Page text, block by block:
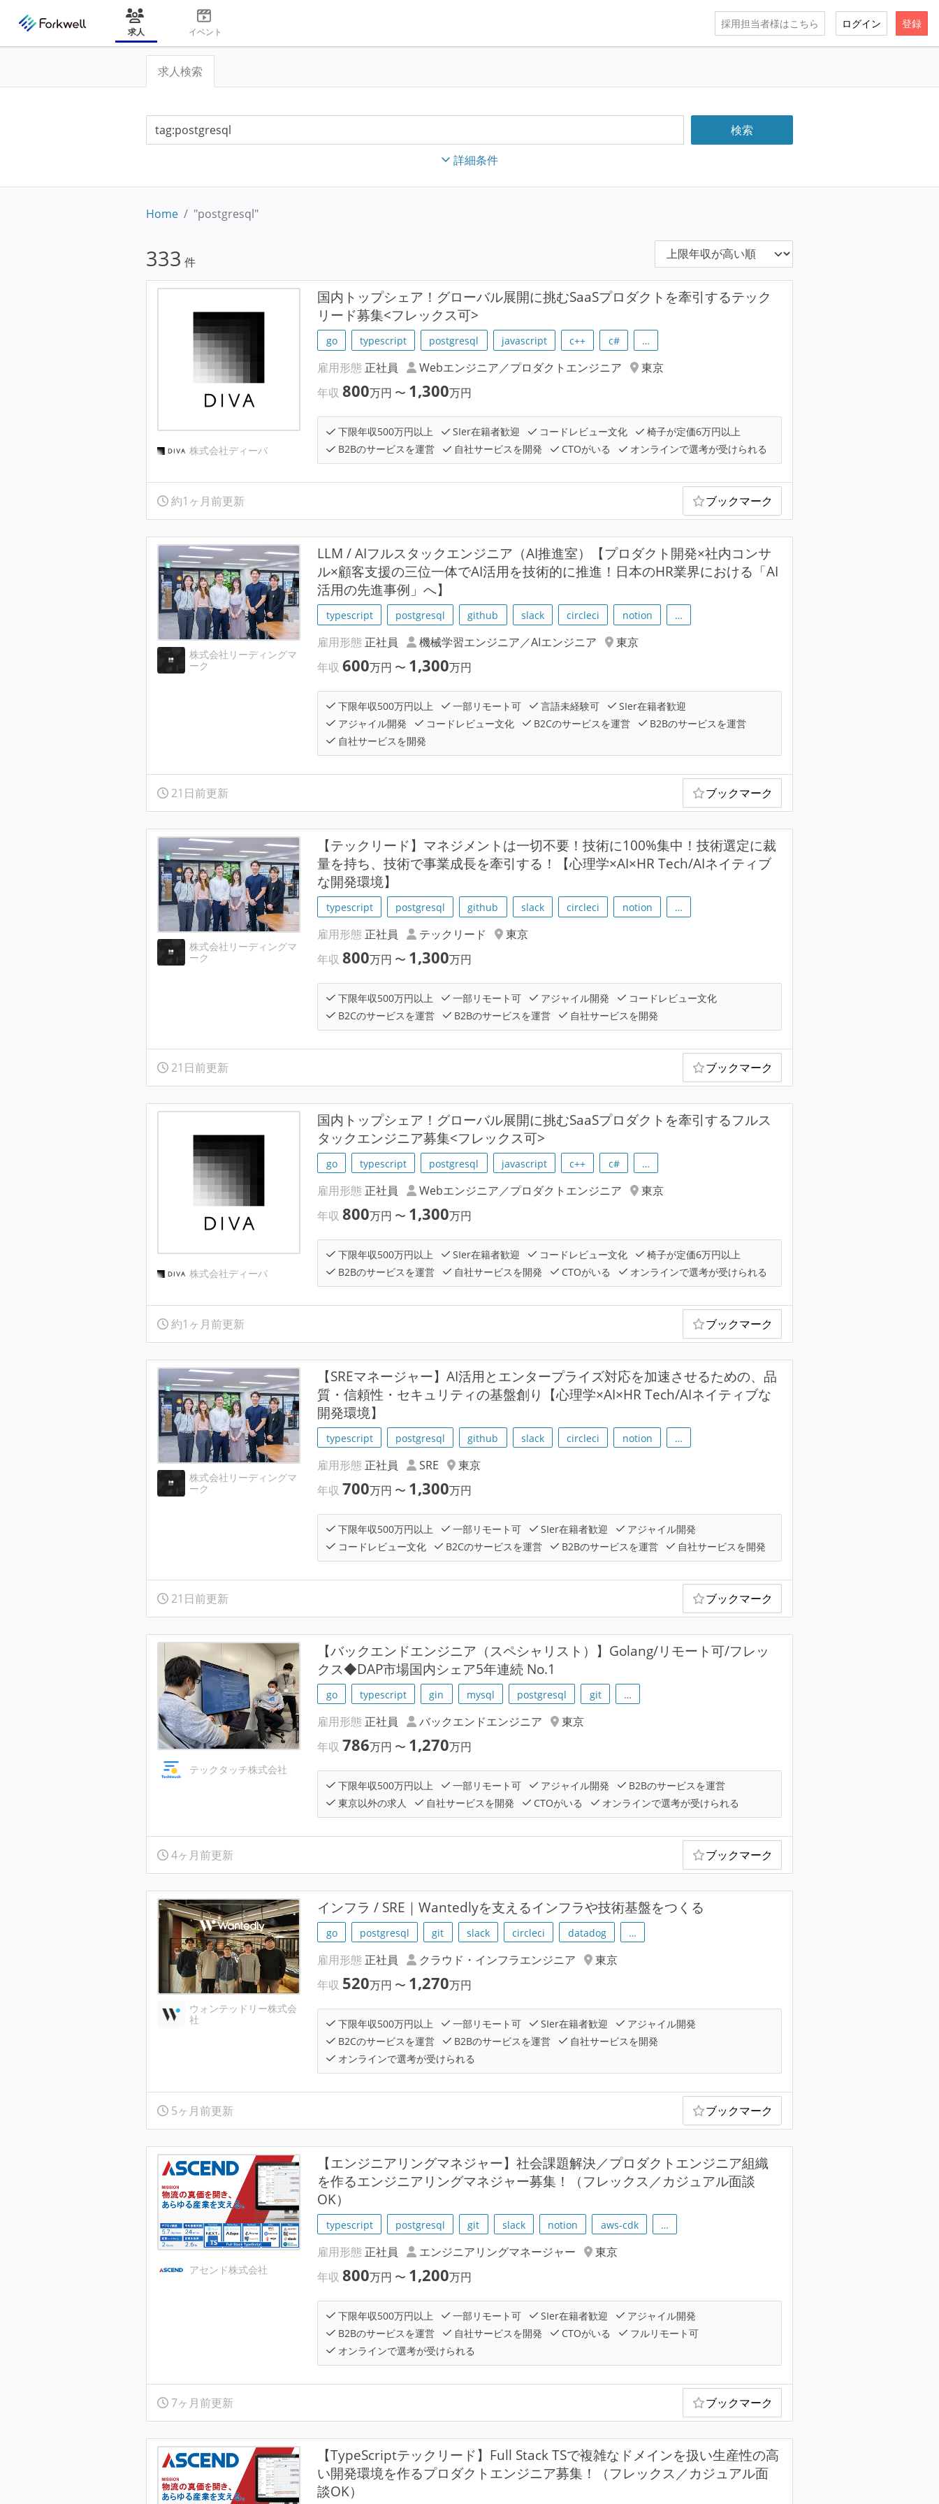
求人 イベント
採用担当者様はこちら ログイン 登録
求人検索
詳細条件
Home "postgresql"
333 件
株式会社ディーバ
国内トップシェア！グローバル展開に挑むSaaSプロダクトを牽引するテック
リード募集<フレックス可>
go typescript postgresql javascript c++ c# …
雇用形態 正社員 Webエンジニア／プロダクトエンジニア
東京
年収800万円 〜 1,300万円
下限年収500万円以上 SIer在籍者歓迎 コードレビュー文化
椅子が定価6万円以上
B2Bのサービスを運営
自社サービスを開発 CTOがいる オンラインで選考が受けられる
約1ヶ月前更新 ブックマーク
株式会社リーディングマ
ーク
LLM / AIフルスタックエンジニア（AI推進室）【プロダクト開発×社内コンサ
ル×顧客支援の三位一体でAI活用を技術的に推進！日本のHR業界における「AI
活用の先進事例」へ】
typescript postgresql github slack circleci notion …
雇用形態 正社員 機械学習エンジニア／AIエンジニア
東京
年収600万円 〜 1,300万円
下限年収500万円以上 一部リモート可 言語未経験可
SIer在籍者歓迎
アジャイル開発
コードレビュー文化 B2Cのサービスを運営
B2Bのサービスを運営
自社サービスを開発
21日前更新 ブックマーク
株式会社リーディングマ
ーク
【テックリード】マネジメントは一切不要！技術に100%集中！技術選定に裁
量を持ち、技術で事業成長を牽引する！【心理学×AI×HR Tech/AIネイティブ
な開発環境】
typescript postgresql github slack circleci notion …
雇用形態 正社員 テックリード
東京
年収800万円 〜 1,300万円
下限年収500万円以上 一部リモート可 アジャイル開発
コードレビュー文化
B2Cのサービスを運営
B2Bのサービスを運営 自社サービスを開発
21日前更新 ブックマーク
株式会社ディーバ
国内トップシェア！グローバル展開に挑むSaaSプロダクトを牽引するフルス
タックエンジニア募集<フレックス可>
go typescript postgresql javascript c++ c# …
雇用形態 正社員 Webエンジニア／プロダクトエンジニア
東京
年収800万円 〜 1,300万円
下限年収500万円以上 SIer在籍者歓迎 コードレビュー文化
椅子が定価6万円以上
B2Bのサービスを運営
自社サービスを開発 CTOがいる オンラインで選考が受けられる
約1ヶ月前更新 ブックマーク
株式会社リーディングマ
ーク
【SREマネージャー】AI活用とエンタープライズ対応を加速させるための、品
質・信頼性・セキュリティの基盤創り【心理学×AI×HR Tech/AIネイティブな
開発環境】
typescript postgresql github slack circleci notion …
雇用形態 正社員 SRE
東京
年収700万円 〜 1,300万円
下限年収500万円以上 一部リモート可 SIer在籍者歓迎
アジャイル開発
コードレビュー文化
B2Cのサービスを運営 B2Bのサービスを運営 自社サービスを開発
21日前更新 ブックマーク
テックタッチ株式会社
【バックエンドエンジニア（スペシャリスト）】Golang/リモート可/フレッ
クス◆DAP市場国内シェア5年連続 No.1
go typescript gin mysql postgresql git …
雇用形態 正社員 バックエンドエンジニア
東京
年収786万円 〜 1,270万円
下限年収500万円以上 一部リモート可 アジャイル開発
B2Bのサービスを運営
東京以外の求人
自社サービスを開発 CTOがいる オンラインで選考が受けられる
4ヶ月前更新 ブックマーク
ウォンテッドリー株式会
社
インフラ / SRE｜Wantedlyを支えるインフラや技術基盤をつくる
go postgresql git slack circleci datadog …
雇用形態 正社員 クラウド・インフラエンジニア
東京
年収 520万円 〜 1,270万円
下限年収500万円以上 一部リモート可 SIer在籍者歓迎
アジャイル開発
B2Cのサービスを運営
B2Bのサービスを運営
自社サービスを開発
オンラインで選考が受けられる
5ヶ月前更新 ブックマーク
アセンド株式会社
【エンジニアリングマネジャー】社会課題解決／プロダクトエンジニア組織
を作るエンジニアリングマネジャー募集！（フレックス／カジュアル面談
OK）
typescript postgresql git slack notion aws-cdk …
雇用形態 正社員 エンジニアリングマネージャー
東京
年収800万円 〜 1,200万円
下限年収500万円以上 一部リモート可 SIer在籍者歓迎
アジャイル開発
B2Bのサービスを運営
自社サービスを開発 CTOがいる
フルリモート可
オンラインで選考が受けられる
7ヶ月前更新 ブックマーク
【TypeScriptテックリード】Full Stack TSで複雑なドメインを扱い生産性の高
い開発環境を作るプロダクトエンジニア募集！（フレックス／カジュアル面
談OK）